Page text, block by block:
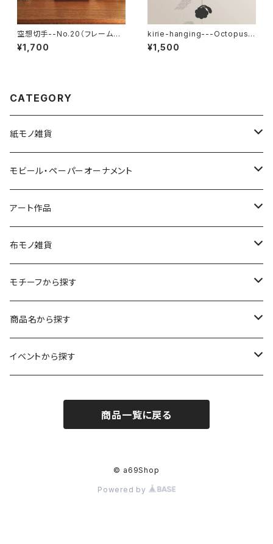
空想切手--No.20（フレーム付、
切手風プチアート）
¥1,700
kirie-hanging---Octopus
（ペーパーオーナメント・タコ）
¥1,500
CATEGORY
紙モノ雑貨
切り絵グリーティングカード
LED用ペーパーシェード
ポストカード
モビール・ペーパーオーナメント
モビール
ペーパーオーナメント
アート作品
ポスター
kuusou-kitte（空想切手・フレーム付）
レギュラーサイズ
コンパクトサイズ
イラスト（フレーム付）
サイン付イラスト（フレーム付）
アートワークス
布モノ雑貨
ファブリックポスター
ガーゼスカーフ
てぬぐい
モチーフから探す
キャンプ - CAMPING
サーカス- CIRCUS
ウマ- HORSES
商品名から探す
kirie-deco
kuusou-kitte
イベントから探す
2021 きのうのすきま4
商品一覧に戻る
© a69Shop
Powered by